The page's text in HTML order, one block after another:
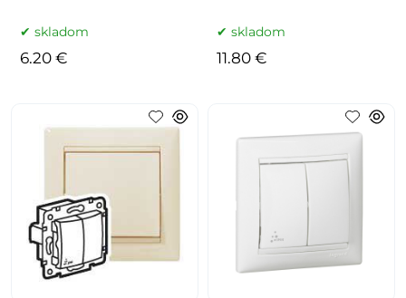
skladom
6.20 €
skladom
11.80 €